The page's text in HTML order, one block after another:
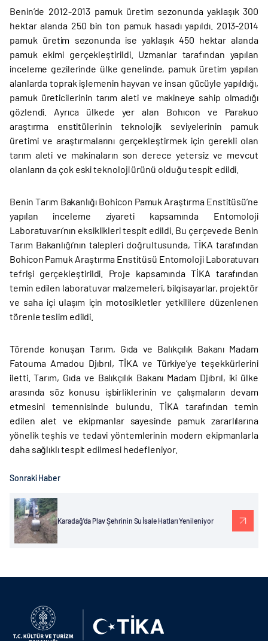
Benin’de 2012-2013 pamuk üretim sezonunda yaklaşık 300
hektar alanda 250 bin ton pamuk hasadı yapıldı. 2013-2014
pamuk üretim sezonunda ise yaklaşık 450 hektar alanda
pamuk ekimi gerçekleştirildi. Uzmanlar tarafından yapılan
inceleme gezilerinde ülke genelinde, pamuk üretim yapılan
alanlarda toprak işlemenin hayvan ve insan gücüyle yapıldığı,
pamuk üreticilerinin tarım aleti ve makineye sahip olmadığı
gözlendi. Ayrıca ülkede yer alan Bohıcon ve Parakuo
araştırma enstitülerinin teknolojik seviyelerinin pamuk
üretimi ve araştırmalarını gerçekleştirmek için gerekli olan
tarım aleti ve makinaların son derece yetersiz ve mevcut
olanların da çok eski teknoloji ürünü olduğu tespit edildi.
Benin Tarım Bakanlığı Bohicon Pamuk Araştırma Enstitüsü’ne
yapılan inceleme ziyareti kapsamında Entomoloji
Laboratuvarı’nın eksiklikleri tespit edildi. Bu çerçevede Benin
Tarım Bakanlığı’nın talepleri doğrultusunda, TİKA tarafından
Bohicon Pamuk Araştırma Enstitüsü Entomoloji Laboratuvarı
tefrişi gerçekleştirildi. Proje kapsamında TİKA tarafından
temin edilen laboratuvar malzemeleri, bilgisayarlar, projektör
ve saha içi ulaşım için motosikletler yetkililere düzenlenen
törenle teslim edildi.
Törende konuşan Tarım, Gıda ve Balıkçılık Bakanı Madam
Fatouma Amadou Djıbrıl, TİKA ve Türkiye’ye teşekkürlerini
iletti. Tarım, Gıda ve Balıkçılık Bakanı Madam Djıbrıl, iki ülke
arasında söz konusu işbirliklerinin ve çalışmaların devam
etmesini temennisinde bulundu. TİKA tarafından temin
edilen alet ve ekipmanlar sayesinde pamuk zararlılarına
yönelik teşhis ve tedavi yöntemlerinin modern ekipmanlarla
daha sağlıklı tespit edilmesi hedefleniyor.
Sonraki Haber
Karadağ'da Plav Şehrinin Su İsale Hatları Yenileniyor